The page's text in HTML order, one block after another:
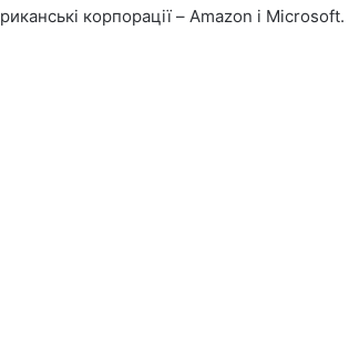
корпорації – Amazon і Microsoft.